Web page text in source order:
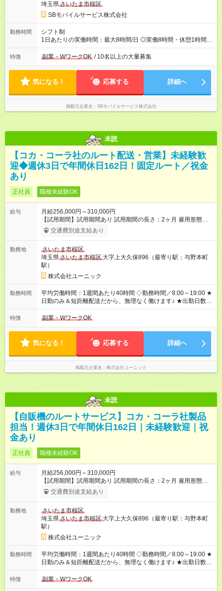
埼玉県さいたま市桜区
SBモバイルサービス株式会社
勤務時間
シフト制
1日あたりの実働時間：最大8時間/日 ◎実働8時間・休憩1時間 ◎
残業は月平均5時間程度です
特徴 副業・WワークOK / 10名以上の大量募集
気になる！ 応募する 詳細へ
掲載元企業名 SBモバイルサービス株式会社
未読
【コカ・コーラ社のルート配送・営業】未経験歓
迎◆週休3日で年間休日162日！固定ルート／祝金
あり
正社員 職種未経験OK
給与
月給256,000円～310,000円
【試用期間】試用期間あり 試用期間の長さ：2ヶ月 雇用形態、
給与は本採用時と同じです。 【賞与】 年2回（6月・12月）
【昇給】 年1回（1月） 【手当】 ■入社祝い金制度10万円 ■準中
手当 ┗配偶者5，000円／子ども1人あたり5，000円 ※毎月支給
■子ども手当 ┗子ども1人につき1万円（第二子まで）※毎月支給
■役職手当 ■職能手当
交通費別途支給あり
勤務地
さいたま市桜区
埼玉県さいたま市桜区 大字上大久保896（最寄り駅：与野本町
駅）
株式会社ユーニック
勤務時間
平均労働時間：1週間あたり40時間 ◇勤務時間／8:00～19:00 ★
日勤のみ＆短距離配送だから、無理なく働けます♪ ★出勤日数を
絞っている分、1日1日を充実させて効率よく働ける環境です！
平均労働時間：1週間あたり40時間 ◇勤務時間／8:00～19:00 ★
絞っている分、1日1日を充実させて効率よく働ける環境です！
特徴 副業・WワークOK
気になる！ 応募する 詳細へ
掲載元企業名 株式会社ユーニック
未読
【自販機のルートサービス】コカ・コーラ社製品
担当！週休3日で年間休日162日｜未経験歓迎｜祝
金あり
正社員 職種未経験OK
給与
月給256,000円～310,000円
【試用期間】試用期間あり 試用期間の長さ：2ヶ月 雇用形態、
給与は本採用時と同じです。 【賞与】 年2回（6月・12月）
【昇給】 年1回（1月） 【手当】 ■入社祝い金制度10万円 ■準中
手当 ┗配偶者5,000円／子ども1人あたり5,000円 ※毎月支給 ■子
ども手当 ┗子ども1人につき1万円（第二子まで）※毎月支給 ■役
職手当 ■職能手当 ■経験者優遇一時金手当50万円支給！（社内規
定あり）
交通費別途支給あり
勤務地
さいたま市桜区
埼玉県さいたま市桜区 大字上大久保896（最寄り駅：与野本町
駅）
株式会社ユーニック
勤務時間
平均労働時間：1週間あたり40時間 ◇勤務時間／8:00～19:00 ★
日勤のみ＆短距離配送だから、無理なく働けます♪ ★出勤日数を
絞っている分、1日1日を充実させて効率よく働ける環境です！
平均労働時間：1週間あたり40時間 ◇勤務時間／8:00～19:00 ★
特徴 副業・WワークOK